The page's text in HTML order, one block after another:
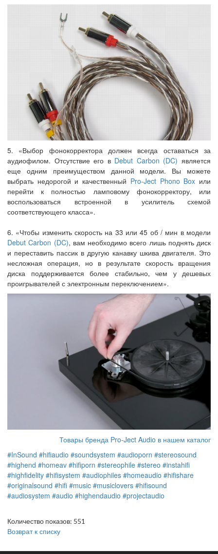
5. «Выбор фонокорректора должен всегда оставаться за
аудиофилом. Отсутствие его в Debut Carbon (DC) является
еще одним преимуществом данной модели. Вы можете
выбрать недорогой и качественный Pro-Ject Phono Box или
перейти к полностью ламповому фонокорректору, или
воспользоваться встроенной в усилитель схемой
соответствующего класса».
6. «Чтобы изменить скорость на 33 или 45 об / мин в модели
Debut Carbon (DC), вам необходимо всего лишь поднять диск
и переставить пассик в другую канавку шкива двигателя. Это
несложная операция, но в результате скорость вращения
диска поддерживается более стабильно, чем у дешевых
проигрывателей с электронным переключением».
Товары бренда Pro-Ject Audio в нашем каталог
#InSound #hifiaudio #soundsystem #audioporn #stereosound
#highend #homeav #hifiporn #stereophile #stereo #instahifi
#highfidelity #hifisystem #audiophiles #homeaudio #hifishare
#originalsound #hifi #music #musiclovers #hifisound
#audiosystem #audio #highendaudio #projectaudio
Количество показов: 551
Возврат к списку